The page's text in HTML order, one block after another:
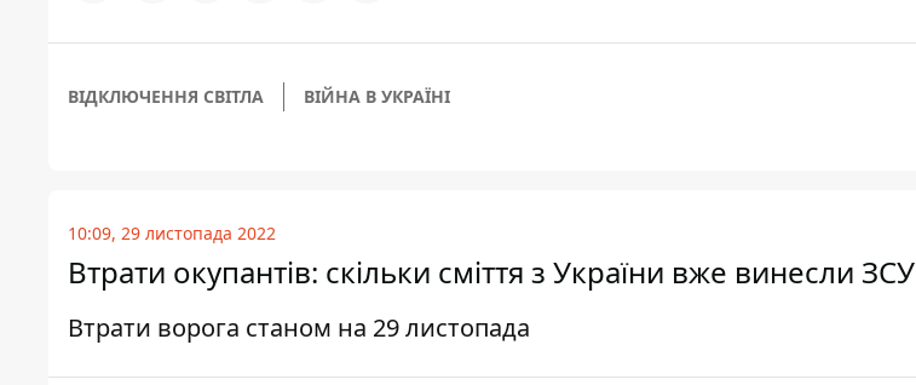
ВІДКЛЮЧЕННЯ СВІТЛА ВІЙНА В УКРАЇНІ
10:09, 29 листопада 2022
Втрати окупантів: скільки сміття з України вже винесли ЗСУ
Втрати ворога станом на 29 листопада